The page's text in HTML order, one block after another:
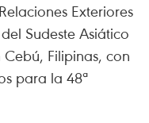
Exteriores
Sudeste Asiático
Filipinas, con
para la 48ª